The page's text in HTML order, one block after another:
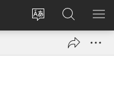
Αλλάνεν
Σύνδεση
(ανοίγει
παράθυρο)
Ρόντεν
κο
JW.ORG